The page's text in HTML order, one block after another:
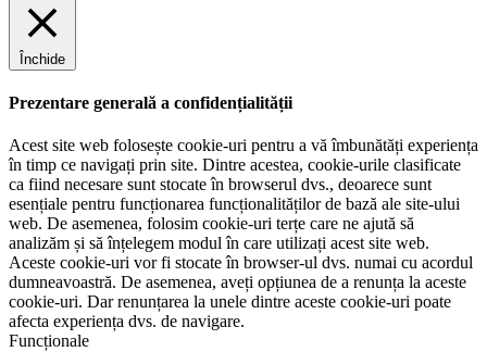
Închide
Prezentare generală a confidențialității
Acest site web folosește cookie-uri pentru a vă îmbunătăți experiența
în timp ce navigați prin site. Dintre acestea, cookie-urile clasificate
ca fiind necesare sunt stocate în browserul dvs., deoarece sunt
esențiale pentru funcționarea funcționalităților de bază ale site-ului
web. De asemenea, folosim cookie-uri terțe care ne ajută să
analizăm și să înțelegem modul în care utilizați acest site web.
Aceste cookie-uri vor fi stocate în browser-ul dvs. numai cu acordul
dumneavoastră. De asemenea, aveți opțiunea de a renunța la aceste
cookie-uri. Dar renunțarea la unele dintre aceste cookie-uri poate
afecta experiența dvs. de navigare.
Funcționale